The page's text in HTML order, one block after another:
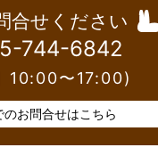
合せください
744-6842
〜17:00)
のお問合せはこちら